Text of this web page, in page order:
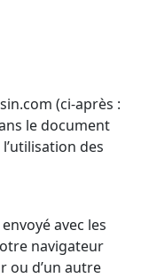
(ci-après :
le document
des
avec les
navigateur
ou d’un autre